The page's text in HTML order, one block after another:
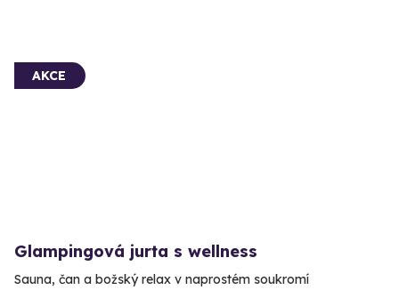
AKCE
Glampingová jurta s wellness
Sauna, čan a božský relax v naprostém soukromí